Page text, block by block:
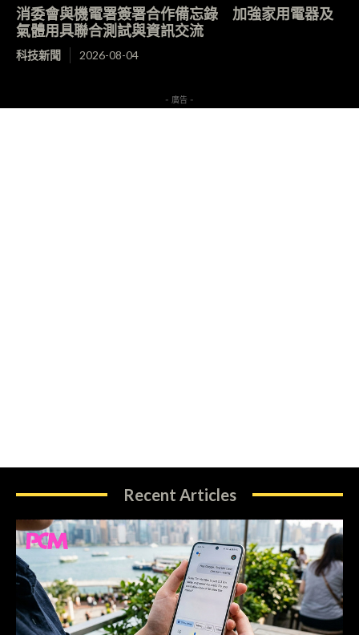
消委會與機電署簽署合作備忘錄 加強家用電器及
氣體用具聯合測試與資訊交流
科技新聞 2026-08-04
- 廣告 -
Recent Articles